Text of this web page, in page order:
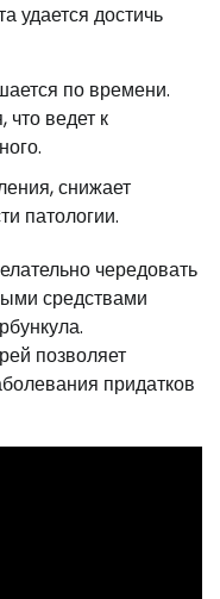
удается достичь
по времени.
что ведет к
снижает
патологии.
чередовать
средствами
позволяет
придатков